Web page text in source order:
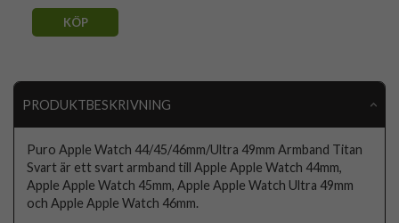
KÖP
PRODUKTBESKRIVNING
Puro Apple Watch 44/45/46mm/Ultra 49mm Armband Titan
Svart är ett svart armband till Apple Apple Watch 44mm,
Apple Apple Watch 45mm, Apple Apple Watch Ultra 49mm
och Apple Apple Watch 46mm.